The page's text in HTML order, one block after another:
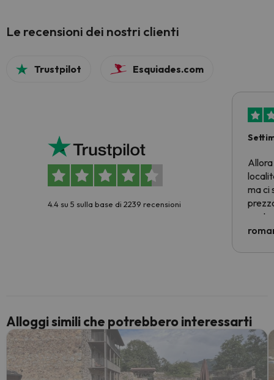
Le recensioni dei nostri clienti
Trustpilot Esquiades.com
4.4 su 5 sulla base di 2239 recensioni
Allora
ma ci
Alloggi simili che potrebbero interessarti